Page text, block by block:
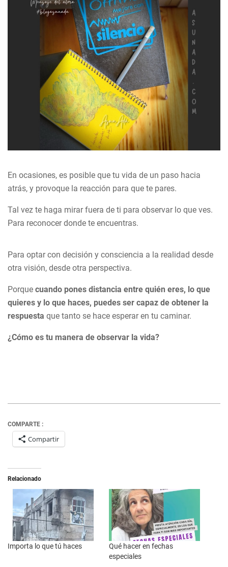
En ocasiones, es posible que tu vida de un paso hacia
atrás, y provoque la reacción para que te pares.
Tal vez te haga mirar fuera de ti para observar lo que ves.
Para reconocer donde te encuentras.
Para optar con decisión y consciencia a la realidad desde
otra visión, desde otra perspectiva.
Porque cuando pones distancia entre quién eres, lo que
quieres y lo que haces, puedes ser capaz de obtener la
respuesta que tanto se hace esperar en tu caminar.
¿Cómo es tu manera de observar la vida?
COMPARTE :
Compartir
Relacionado
Importa lo que tú haces
Qué hacer en fechas
especiales